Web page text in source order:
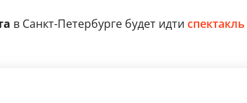
в Санкт-Петербурге будет идти спектакль